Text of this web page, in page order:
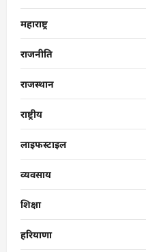
महाराष्ट्र
राजनीति
राजस्थान
राष्ट्रीय
लाइफस्टाइल
व्यवसाय
शिक्षा
हरियाणा